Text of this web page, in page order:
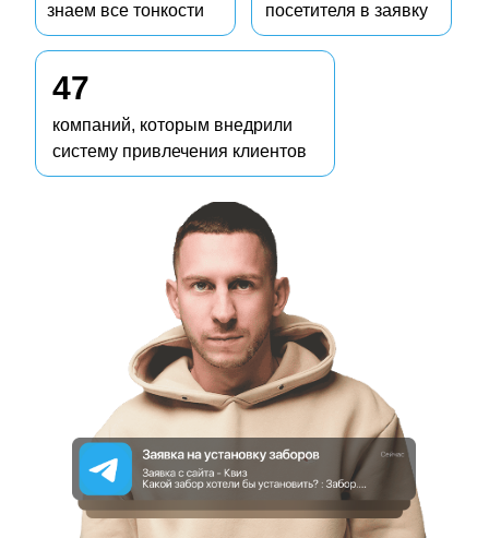
знаем все тонкости
посетителя в заявку
компаний, которым внедрили
систему привлечения клиентов
47
Через 2 часа